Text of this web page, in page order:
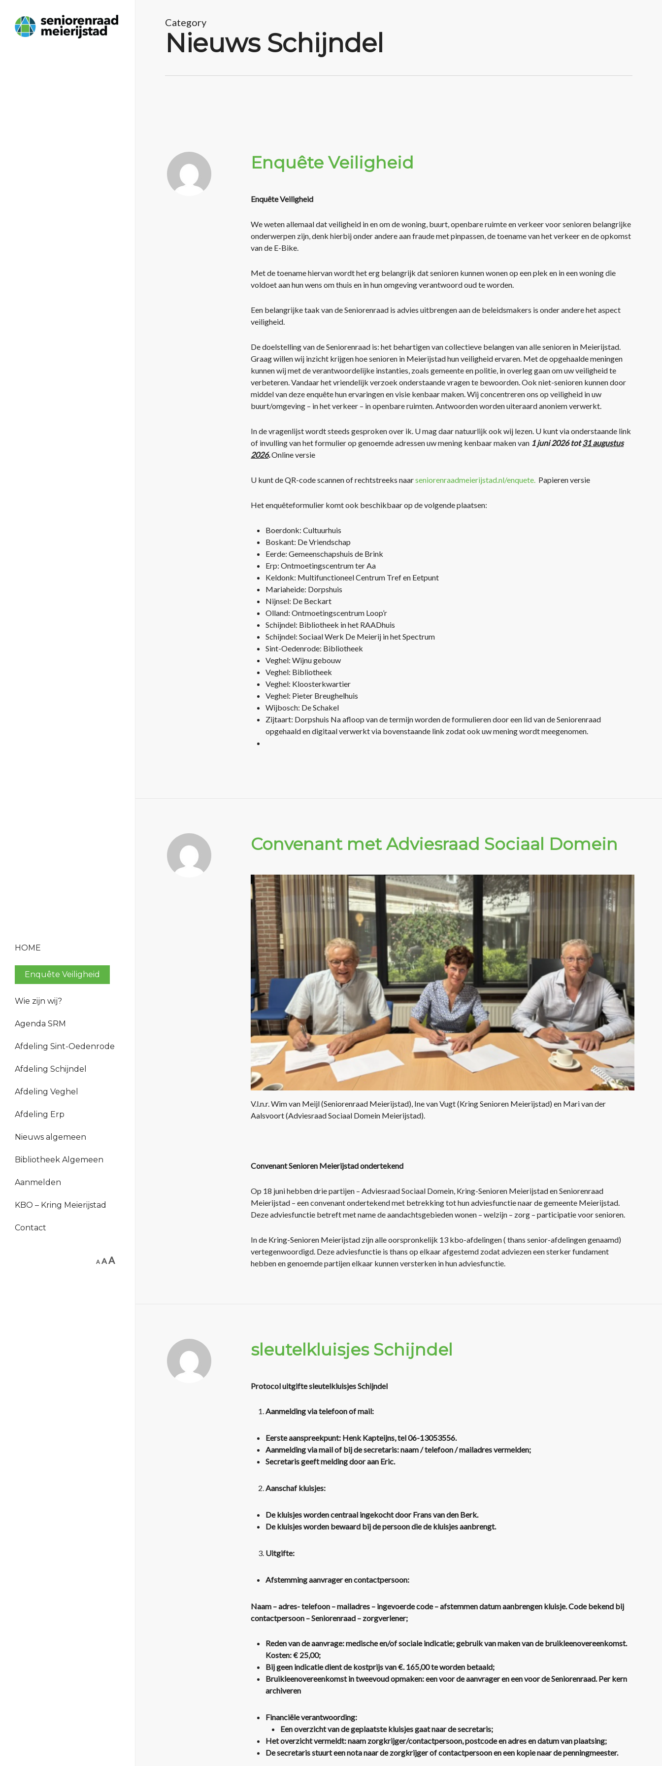
HOME
Enquête Veiligheid
Wie zijn wij?
Bestuur en organisatie
Beleid
Geschiedenis
Agenda SRM
Afdeling Sint-Oedenrode
Afdeling Schijndel
Afdeling Veghel
Afdeling Erp
Nieuws algemeen
Bibliotheek Algemeen
Aanmelden
KBO – Kring Meierijstad
Contact
A AA
Category
Nieuws Schijndel
Enquête Veiligheid
Enquête Veiligheid
We weten allemaal dat veiligheid in en om de woning, buurt, openbare ruimte en verkeer voor senioren belangrijke
onderwerpen zijn, denk hierbij onder andere aan fraude met pinpassen, de toename van het verkeer en de opkomst
van de E-Bike.
Met de toename hiervan wordt het erg belangrijk dat senioren kunnen wonen op een plek en in een woning die
voldoet aan hun wens om thuis en in hun omgeving verantwoord oud te worden.
Een belangrijke taak van de Seniorenraad is advies uitbrengen aan de beleidsmakers is onder andere het aspect
veiligheid.
De doelstelling van de Seniorenraad is: het behartigen van collectieve belangen van alle senioren in Meierijstad.
Graag willen wij inzicht krijgen hoe senioren in Meierijstad hun veiligheid ervaren. Met de opgehaalde meningen
kunnen wij met de verantwoordelijke instanties, zoals gemeente en politie, in overleg gaan om uw veiligheid te
verbeteren. Vandaar het vriendelijk verzoek onderstaande vragen te bewoorden. Ook niet-senioren kunnen door
middel van deze enquête hun ervaringen en visie kenbaar maken. Wij concentreren ons op veiligheid in uw
buurt/omgeving – in het verkeer – in openbare ruimten. Antwoorden worden uiteraard anoniem verwerkt.
In de vragenlijst wordt steeds gesproken over ik. U mag daar natuurlijk ook wij lezen. U kunt via onderstaande link
of invulling van het formulier op genoemde adressen uw mening kenbaar maken van 1 juni 2026 tot31 augustus
2026.Online versie
U kunt de QR-code scannen of rechtstreeks naarseniorenraadmeierijstad.nl/enquete. Papieren versie
Het enquêteformulier komt ook beschikbaar op de volgende plaatsen:
Boerdonk: Cultuurhuis
Boskant: De Vriendschap
Eerde: Gemeenschapshuis de Brink
Erp: Ontmoetingscentrum ter Aa
Keldonk: Multifunctioneel Centrum Tref en Eetpunt
Mariaheide: Dorpshuis
Nijnsel: De Beckart
Olland: Ontmoetingscentrum Loop’r
Schijndel: Bibliotheek in het RAADhuis
Schijndel: Sociaal Werk De Meierij in het Spectrum
Sint-Oedenrode: Bibliotheek
Veghel: Wijnu gebouw
Veghel: Bibliotheek
Veghel: Kloosterkwartier
Veghel: Pieter Breughelhuis
Wijbosch: De Schakel
Zijtaart: Dorpshuis Na afloop van de termijn worden de formulieren door een lid van de Seniorenraad
opgehaald en digitaal verwerkt via bovenstaande link zodat ook uw mening wordt meegenomen.
Convenant met Adviesraad Sociaal Domein
V.l.n.r. Wim van Meijl (Seniorenraad Meierijstad), Ine van Vugt (Kring Senioren Meierijstad) en Mari van der
Aalsvoort (Adviesraad Sociaal Domein Meierijstad).
Convenant Senioren Meierijstad ondertekend
Op 18 juni hebben drie partijen – Adviesraad Sociaal Domein, Kring-Senioren Meierijstad en Seniorenraad
Meierijstad – een convenant ondertekend met betrekking tot hun adviesfunctie naar de gemeente Meierijstad.
Deze adviesfunctie betreft met name de aandachtsgebieden wonen – welzijn – zorg – participatie voor senioren.
In de Kring-Senioren Meierijstad zijn alle oorspronkelijk 13 kbo-afdelingen ( thans senior-afdelingen genaamd)
vertegenwoordigd. Deze adviesfunctie is thans op elkaar afgestemd zodat adviezen een sterker fundament
hebben en genoemde partijen elkaar kunnen versterken in hun adviesfunctie.
sleutelkluisjes Schijndel
Protocol uitgifte sleutelkluisjes Schijndel
Aanmelding via telefoon of mail:
Eerste aanspreekpunt: Henk Kapteijns, tel 06-13053556.
Aanmelding via mail of bij de secretaris: naam / telefoon / mailadres vermelden;
Secretaris geeft melding door aan Eric.
Aanschaf kluisjes:
De kluisjes worden centraal ingekocht door Frans van den Berk.
De kluisjes worden bewaard bij de persoon die de kluisjes aanbrengt.
Uitgifte:
Afstemming aanvrager en contactpersoon:
Naam – adres- telefoon – mailadres – ingevoerde code – afstemmen datum aanbrengen kluisje. Code bekend bij
contactpersoon – Seniorenraad – zorgverlener;
Reden van de aanvrage: medische en/of sociale indicatie; gebruik van maken van de bruikleenovereenkomst.
Kosten: € 25,00;
Bij geen indicatie dient de kostprijs van €. 165,00 te worden betaald;
Bruikleenovereenkomst in tweevoud opmaken: een voor de aanvrager en een voor de Seniorenraad. Per kern
archiveren
Financiële verantwoording:
Een overzicht van de geplaatste kluisjes gaat naar de secretaris;
Het overzicht vermeldt: naam zorgkrijger/contactpersoon, postcode en adres en datum van plaatsing;
De secretaris stuurt een nota naar de zorgkrijger of contactpersoon en een kopie naar de penningmeester.